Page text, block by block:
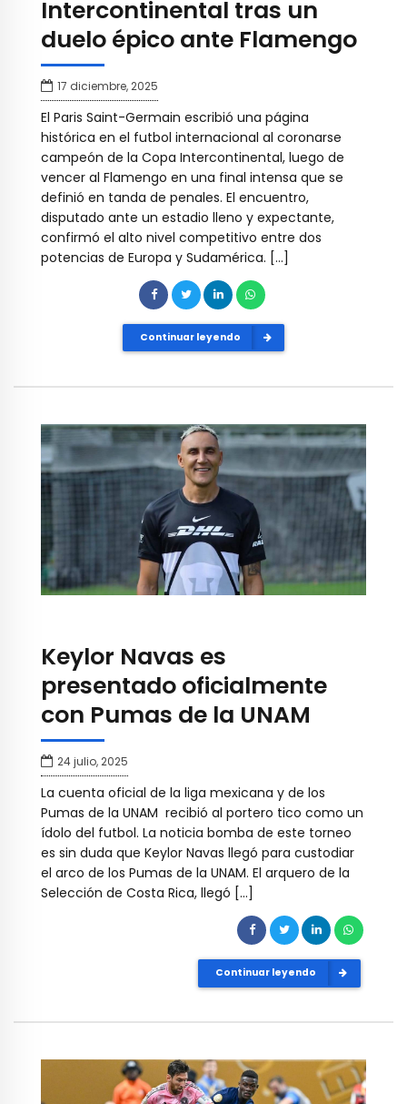
Intercontinental tras un
duelo épico ante Flamengo
17 diciembre, 2025
El Paris Saint-Germain escribió una página
histórica en el futbol internacional al coronarse
campeón de la Copa Intercontinental, luego de
vencer al Flamengo en una final intensa que se
definió en tanda de penales. El encuentro,
disputado ante un estadio lleno y expectante,
confirmó el alto nivel competitivo entre dos
potencias de Europa y Sudamérica. […]
Continuar leyendo
Keylor Navas es
presentado oficialmente
con Pumas de la UNAM
24 julio, 2025
La cuenta oficial de la liga mexicana y de los
Pumas de la UNAM recibió al portero tico como un
ídolo del futbol. La noticia bomba de este torneo
es sin duda que Keylor Navas llegó para custodiar
el arco de los Pumas de la UNAM. El arquero de la
Selección de Costa Rica, llegó […]
Continuar leyendo